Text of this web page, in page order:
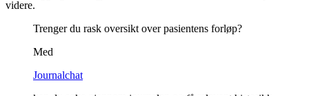
videre.
Trenger du rask oversikt over pasientens forløp?
Med
Journalchat